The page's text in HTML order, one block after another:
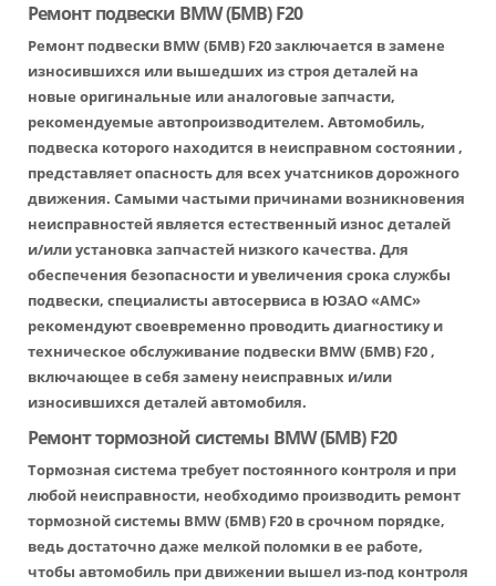
Ремонт подвески BMW (БМВ) F20
Ремонт подвески BMW (БМВ) F20 заключается в замене
износившихся или вышедших из строя деталей на
новые оригинальные или аналоговые запчасти,
рекомендуемые автопроизводителем. Автомобиль,
подвеска которого находится в неисправном состоянии ,
представляет опасность для всех учатсников дорожного
движения. Самыми частыми причинами возникновения
неисправностей является естественный износ деталей
и/или установка запчастей низкого качества. Для
обеспечения безопасности и увеличения срока службы
подвески, специалисты автосервиса в ЮЗАО «АМС»
рекомендуют своевременно проводить диагностику и
техническое обслуживание подвески BMW (БМВ) F20 ,
включающее в себя замену неисправных и/или
износившихся деталей автомобиля.
Ремонт тормозной системы BMW (БМВ) F20
Тормозная система требует постоянного контроля и при
любой неисправности, необходимо производить ремонт
тормозной системы BMW (БМВ) F20 в срочном порядке,
ведь достаточно даже мелкой поломки в ее работе,
чтобы автомобиль при движении вышел из-под контроля